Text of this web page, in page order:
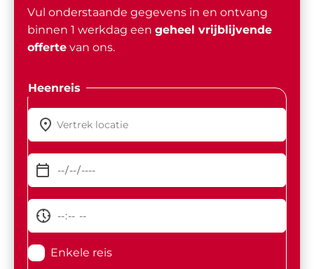
Vul onderstaande gegevens in en ontvang
binnen 1 werkdag een geheel vrijblijvende
offertevan ons.
Heenreis
Enkele reis